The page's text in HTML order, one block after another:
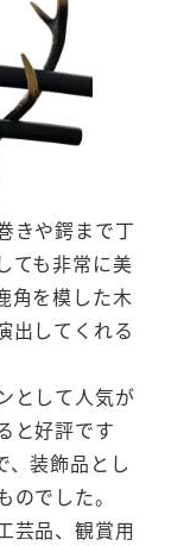
きや鍔まで丁
ても非常に美
角を模した木
出してくれる
として人気が
と好評です
、装飾品とし
でした。
芸品、観賞用